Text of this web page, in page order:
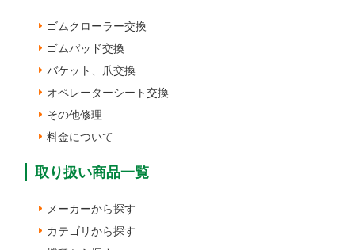
ゴムクローラー交換
ゴムパッド交換
バケット、爪交換
オペレーターシート交換
その他修理
料金について
取り扱い商品一覧
メーカーから探す
カテゴリから探す